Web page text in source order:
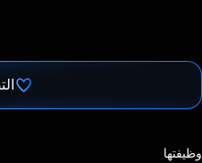
وظيفتها